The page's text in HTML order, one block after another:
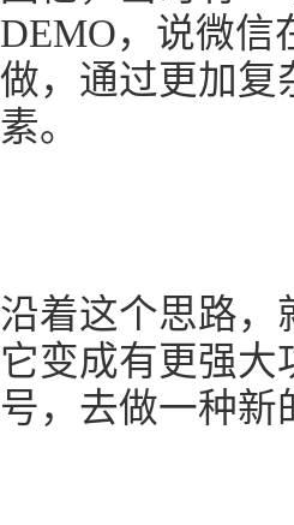
DEMO，说微信
做，通过更加复
素。
沿着这个思路，
它变成有更强大
号，去做一种新